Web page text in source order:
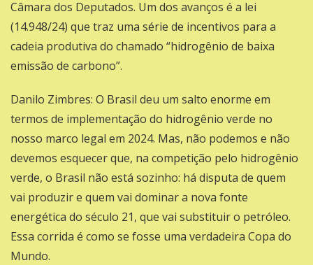
Câmara dos Deputados. Um dos avanços é a lei
(14.948/24) que traz uma série de incentivos para a
cadeia produtiva do chamado “hidrogênio de baixa
emissão de carbono”.
Danilo Zimbres: O Brasil deu um salto enorme em
termos de implementação do hidrogênio verde no
nosso marco legal em 2024. Mas, não podemos e não
devemos esquecer que, na competição pelo hidrogênio
verde, o Brasil não está sozinho: há disputa de quem
vai produzir e quem vai dominar a nova fonte
energética do século 21, que vai substituir o petróleo.
Essa corrida é como se fosse uma verdadeira Copa do
Mundo.